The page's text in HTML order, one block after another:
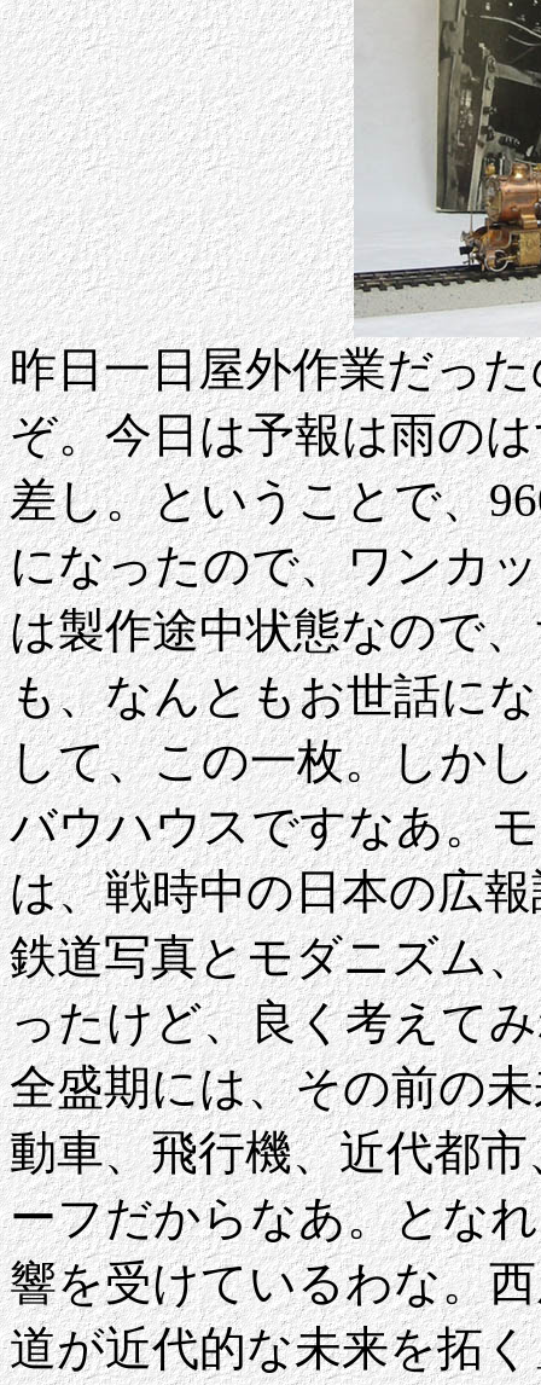
昨日一日屋外作業だっ
ぞ。今日は予報は雨の
差し。ということで、
になったので、ワンカ
は製作途中状態なので
も、なんともお世話に
して、この一枚。しか
バウハウスですなあ。
は、戦時中の日本の広
鉄道写真とモダニズム
ったけど、良く考えて
全盛期には、その前の
動車、飛行機、近代都
ーフだからなあ。とな
響を受けているわな。
道が近代的な未来を拓